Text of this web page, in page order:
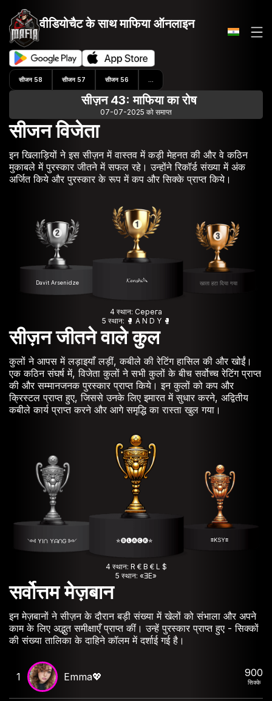
वीडियोचैट के साथमाफिया ऑनलाइन
सीजन 58 सीजन 57 सीजन 56
सीज़न 43: माफिया का रोष
07-07-2025 को समाप्त
सीजन विजेता
इन खिलाड़ियों ने इस सीज़न में वास्तव में कड़ी मेहनत की और वे कठिन
मुकाबले में पुरस्कार जीतने में सफल रहे। उन्होंने रिकॉर्ड संख्या में अंक
अर्जित किये और पुरस्कार के रूप में कप और सिक्के प्राप्त किये।
𝓚𝓮𝓷𝓼𝓱𝓲🔪
Davit Arsenidze खाता हटा दिया गया
4 स्थान: Серега
5 स्थान: 🥊 A N D Y 🥊
सीज़न जीतने वाले कुल
कुलों ने आपस में लड़ाइयाँ लड़ीं, कबीले की रेटिंग हासिल की और खोईं।
एक कठिन संघर्ष में, विजेता कुलों ने सभी कुलों के बीच सर्वोच्च रेटिंग प्राप्त
की और सम्मानजनक पुरस्कार प्राप्त किये। इन कुलों को कप और
क्रिस्टल प्राप्त हुए, जिससे उनके लिए इमारत में सुधार करने, अद्वितीय
कबीले कार्य प्राप्त करने और आगे समृद्धि का रास्ता खुल गया।
✯🅑🅛🅐🅒🅚✯
༺ YIᑎ YᗩᑎG ༻ ≡KSY≡
4 स्थान: R € B € L $
5 स्थान: «ƎE»
सर्वोत्तम मेज़बान
इन मेज़बानों ने सीज़न के दौरान बड़ी संख्या में खेलों को संभाला और अपने
काम के लिए अद्भुत समीक्षाएँ प्राप्त कीं। उन्हें पुरस्कार प्राप्त हुए - सिक्कों
की संख्या तालिका के दाहिने कॉलम में दर्शाई गई है।
1 Emma💖 900
सिक्के